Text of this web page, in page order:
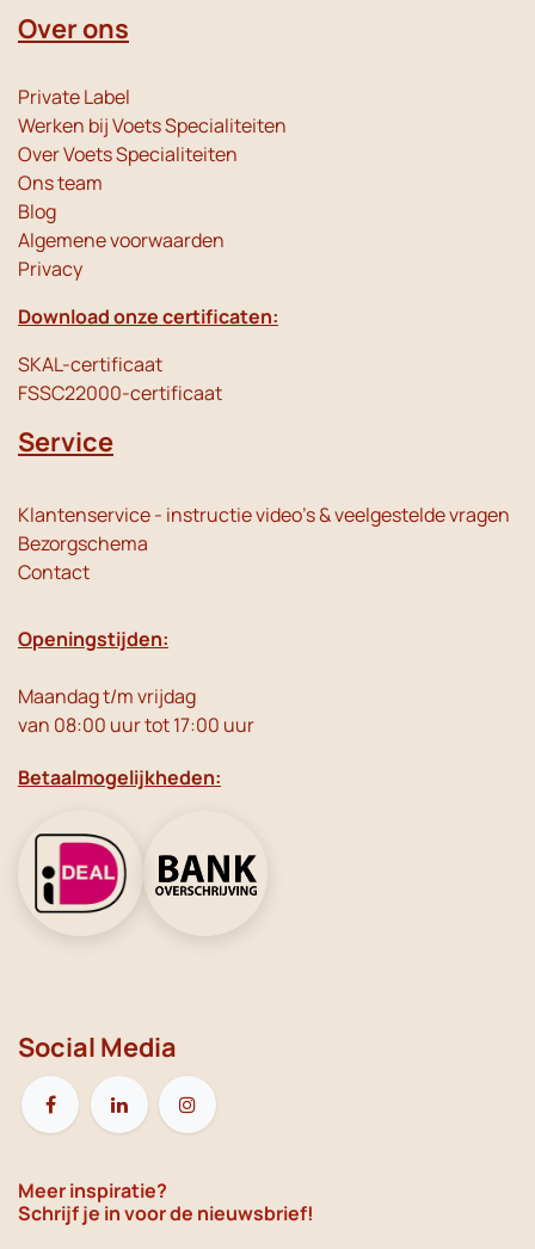
Over ons
Private Label
Werken bij Voets Specialiteiten
Over Voets Specialiteiten
Ons team
Blog
Algemene voorwaarden
Privacy
Download onze certificaten:
SKAL-certificaat
FSSC22000-certificaat
Service
Klantenservice - instructie video's & veelgestelde vragen
Bezorgschema
Contact
Openingstijden:
Maandag t/m vrijdag
van 08:00 uur tot 17:00 uur
Betaalmogelijkheden:
Social Media
Meer inspiratie?
Schrijf je in voor de nieuwsbrief!